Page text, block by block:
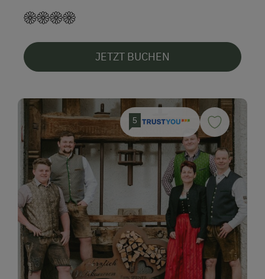
JETZT BUCHEN
5